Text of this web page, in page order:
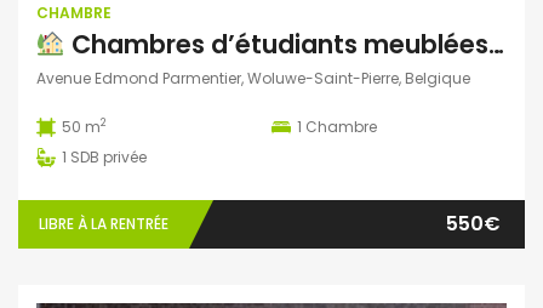
CHAMBRE
Chambres d’étudiants meublées à louer – Woluwe-Saint-Pierre
Avenue Edmond Parmentier, Woluwe-Saint-Pierre, Belgique
50 m2 1 Chambre
1 SDB privée
LIBRE À LA RENTRÉE 550€